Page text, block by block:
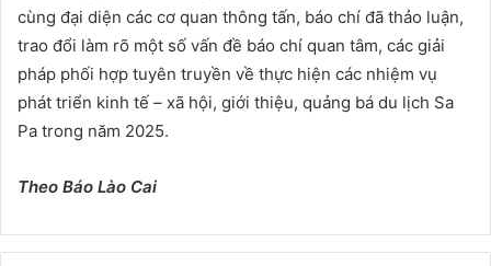
cùng đại diện các cơ quan thông tấn, báo chí đã thảo luận,
trao đổi làm rõ một số vấn đề báo chí quan tâm, các giải
pháp phối hợp tuyên truyền về thực hiện các nhiệm vụ
phát triển kinh tế – xã hội, giới thiệu, quảng bá du lịch Sa
Pa trong năm 2025.
Theo Báo Lào Cai